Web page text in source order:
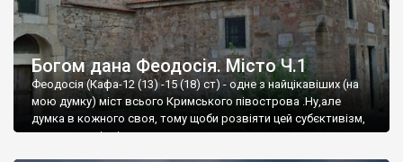
Богом дана Феодосія. Місто Ч.1
Феодосія (Кафа-12 (13) -15 (18) ст) - одне з найцікавіших (на
мою думку) міст всього Кримського півострова .Ну,але
думка в кожного своя, тому щоби розвіяти цей субєктивізм,
запрошую відвідати це